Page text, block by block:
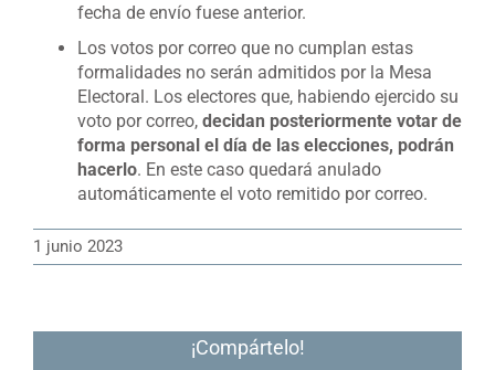
fecha de envío fuese anterior.
Los votos por correo que no cumplan estas
formalidades no serán admitidos por la Mesa
Electoral. Los electores que, habiendo ejercido su
voto por correo, decidan posteriormente votar de
forma personal el día de las elecciones, podrán
hacerlo. En este caso quedará anulado
automáticamente el voto remitido por correo.
1 junio 2023
¡Compártelo!